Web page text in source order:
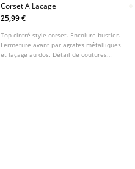
Corset A Lacage
25,99 €
Top cintré style corset. Encolure bustier.
Fermeture avant par agrafes métalliques
et laçage au dos. Détail de coutures